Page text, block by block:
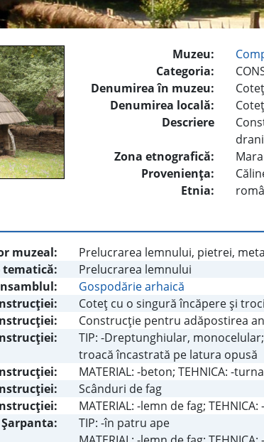
Muzeu:
Categoria:
Denumirea în muzeu:
Denumirea locală:
Coteţ
Descriere
Zona etnografică:
Provenienţa:
Etnia:
muzeal:
Prelucrarea lemnului, pietrei,
tematică:
Prelucrarea lemnului
Gospodărie arhaică
Coteţ cu o singură încăpere şi
Construcţie pentru adăpostirea
TIP: -Dreptunghiular,
troacă încastrată pe latura opusă
MATERIAL: -beton; TEHNICA: -
Scânduri de fag
MATERIAL: -lemn de fag;
Şarpanta:
TIP: -în patru ape